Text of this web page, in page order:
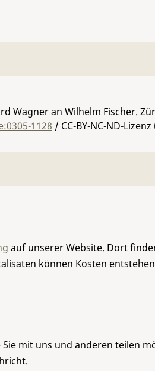
Wagner an Wilhelm Fischer.
1128 / CC-BY-NC-ND-Lizenz
auf unserer Website. Dort
können Kosten
mit uns und anderen teilen